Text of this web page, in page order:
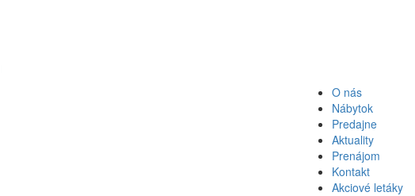
O nás
Nábytok
Predajne
Aktuality
Prenájom
Kontakt
Akciové letáky